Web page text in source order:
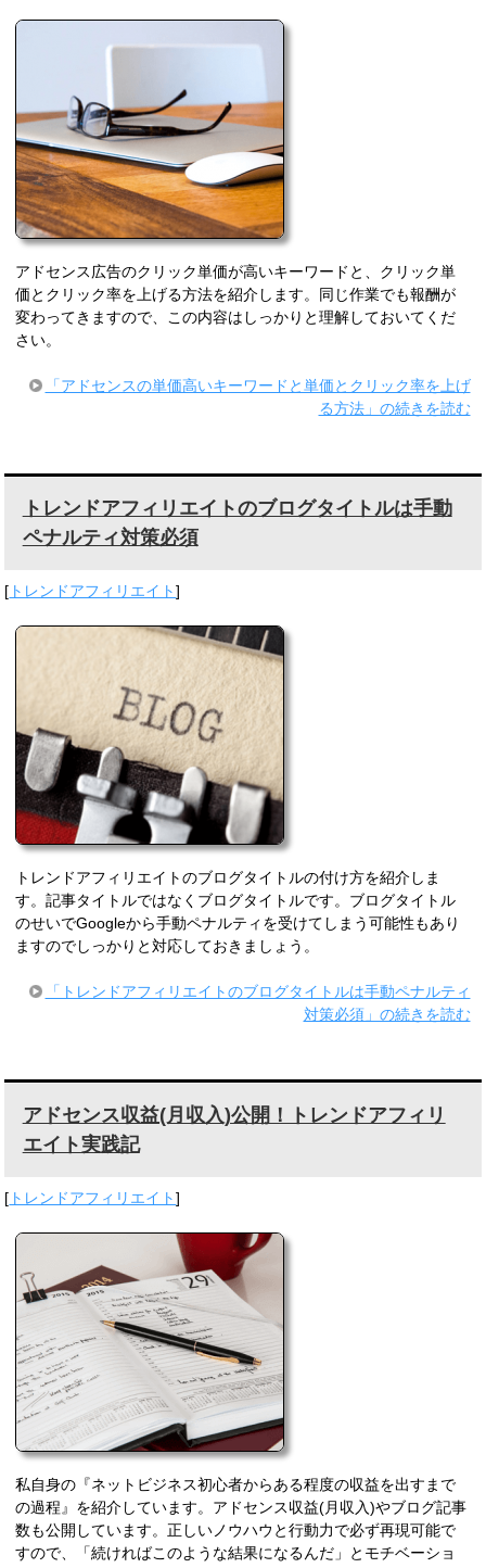
アドセンス広告のクリック単価が高いキーワードと、クリック単
価とクリック率を上げる方法を紹介します。同じ作業でも報酬が
変わってきますので、この内容はしっかりと理解しておいてくだ
さい。
「アドセンスの単価高いキーワードと単価とクリック率を上げ
る方法」の続きを読む
トレンドアフィリエイトのブログタイトルは手動
ペナルティ対策必須
[ トレンドアフィリエイト]
トレンドアフィリエイトのブログタイトルの付け方を紹介しま
す。記事タイトルではなくブログタイトルです。ブログタイトル
のせいでGoogleから手動ペナルティを受けてしまう可能性もあり
ますのでしっかりと対応しておきましょう。
「トレンドアフィリエイトのブログタイトルは手動ペナルティ
対策必須」の続きを読む
アドセンス収益(月収入)公開！トレンドアフィリ
エイト実践記
[ トレンドアフィリエイト]
私自身の『ネットビジネス初心者からある程度の収益を出すまで
の過程』を紹介しています。アドセンス収益(月収入)やブログ記事
数も公開しています。正しいノウハウと行動力で必ず再現可能で
すので、「続ければこのような結果になるんだ」とモチベーショ